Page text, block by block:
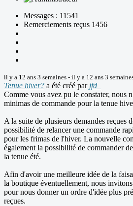
Messages : 11541
Remerciements reçus 1456
il y a 12 ans 3 semaines - il y a 12 ans 3
Tenue hiver? a été créé par jfd_
Comme vous avez pu le constater, nous
minimas de commande pour la tenue
A la suite de plusieurs demandes reçues
possibilité de relancer une commande
pour les frimas de l'hiver. La nouvelle
également la possibilité de commander
la tenue été.
Afin d'avoir une meilleure idée de la
la boutique éventuellement, nous
pour nous donner un ordre d'idée plus
reçues.